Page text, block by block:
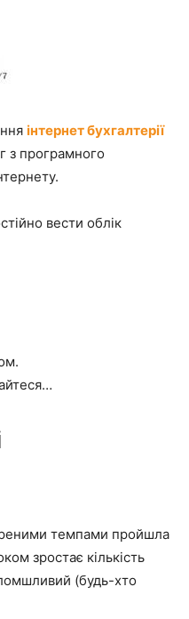
інтернет бухгалтерії
з програмного
вести облік
темпами пройшла
зростає кількість
(будь-хто